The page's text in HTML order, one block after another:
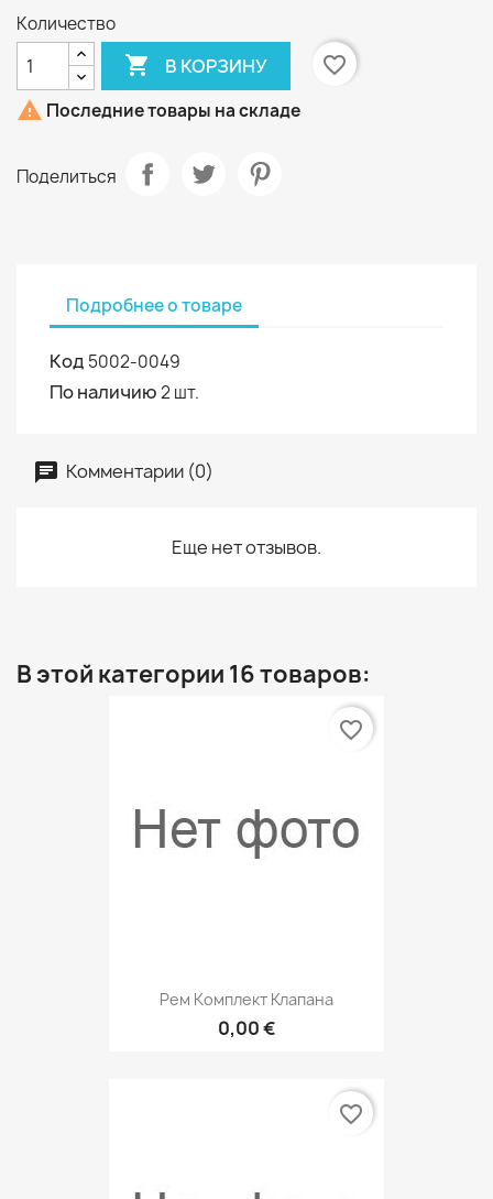
Количество
 В КОРЗИНУ
favorite_border
 Последние товары на складе
Поделиться
Подробнее о товаре
Код 5002-0049
По наличию2 шт.
Комментарии (0)
Еще нет отзывов.
В этой категории 16 товаров:
Рем Комплект Клапана
0,00 €
favorite_border
favorite_border